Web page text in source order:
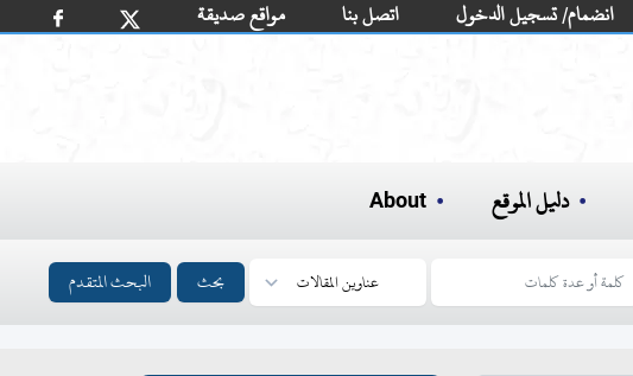
مواقع صديقة اتصل بنا انضمام/ تسجيل الدخول
دليل الموقع About
بحث البحث المتقدم